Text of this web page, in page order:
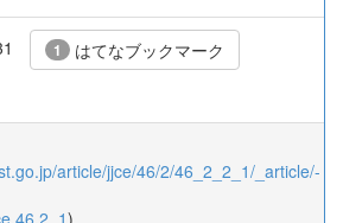
1 はてなブックマーク
article/jjce/46/2/46_2_2_1/_article/-
)